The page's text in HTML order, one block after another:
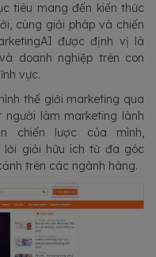
tiêu mang đến kiến thức
cùng giải pháp và chiến
được định vị là
doanh nghiệp trên con
vực.
thế giới marketing qua
làm marketing lành
chiến lược của mình,
lời giải hữu ích từ đa góc
trên các ngành hàng.